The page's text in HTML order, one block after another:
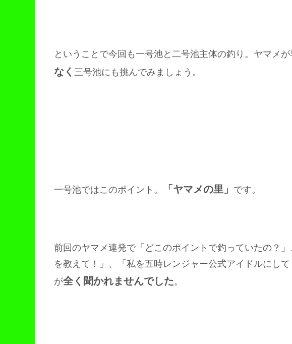
ということで今回も一号池と二号池主体の釣り。ヤマメ
なく 三号池にも挑んでみましょう。
一号池ではこのポイント。 「ヤマメの里」 です。
前回のヤマメ連発で「どこのポイントで釣っていたの？
を教えて！」、「私を五時レンジャー公式アイドルにし
が全く聞かれませんでした。